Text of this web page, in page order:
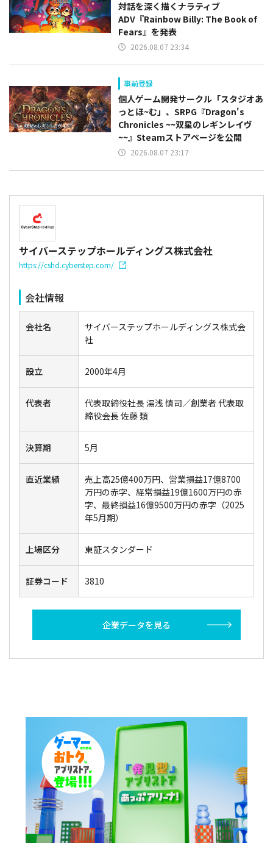
対話を深く描くナラティブ
ADV『Rainbow Billy: The Book of
Fears』を発表
2026.08.07 23:34
事前登録
個人ゲーム開発サークル「スタジオあ
っとほ~む」、SRPG『Dragon's
Chronicles ~~双星のレギンレイヴ
~~』Steamストアページを公開
2026.08.07 23:17
サイバーステップホールディングス株式会社
https://cshd.cyberstep.com/
会社情報
会社名
サイバーステップホールディングス株式会
社
設立 2000年4月
代表者
代表取締役社長 湯浅 慎司／創業者 代表取
締役会長 佐藤 類
決算期 5月
直近業績
売上高25億400万円、営業損益17億8700
万円の赤字、経常損益19億1600万円の赤
字、最終損益16億9500万円の赤字（2025
年5月期）
上場区分 東証スタンダード
証券コード 3810
企業データを見る